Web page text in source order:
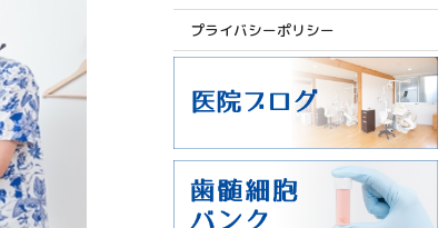
プライバシーポリシー